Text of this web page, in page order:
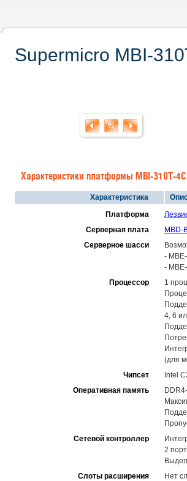
Supermicro MBI-
Характеристики платформы MBI-310T-
Характеристика
Платформа
Серверная плата
MBD-
Серверное шасси
-
-
Процессор
1
4, 6
(для
Чипсет
Intel
Оперативная память
Сетевой контроллер
2
Слоты расширения
Нет